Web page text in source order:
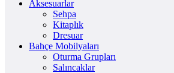
Aksesuarlar
Sehpa
Kitaplık
Dresuar
Bahçe Mobilyaları
Oturma Grupları
Salıncaklar